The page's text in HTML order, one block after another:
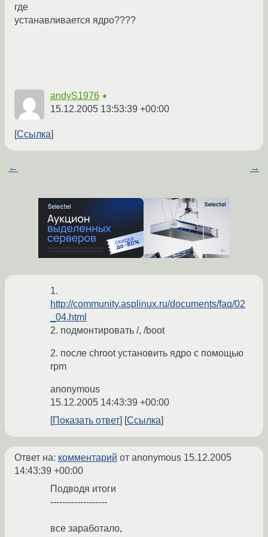
где
устанавливается ядро????
andyS1976 ★
15.12.2005 13:53:39 +00:00
Ссылка
← →
1.
http://community.asplinux.ru/documents/faq/02
_04.html
2. подмонтировать /, /boot
2. после chroot установить ядро с помощью
rpm
anonymous
15.12.2005 14:43:39 +00:00
Показать ответ
Ссылка
Ответ на: комментарий от anonymous 15.12.2005
14:43:39 +00:00
Подводя итоги
-------------------
все заработало,